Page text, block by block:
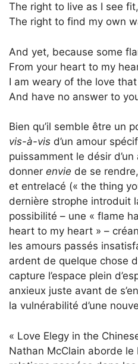
The right to live as I see fit,
The right to find my own
And yet, because some
From your heart to my
I am weary of the love
And have no answer to
Bien qu’il semble être un
vis-à-vis d’un amour
puissamment le désir
donner envie de se
et entrelacé (« the thing
dernière strophe introduit
possibilité – une « flame
heart to my heart » –
les amours passés
ardent de quelque chose
capture l’espace plein
anxieux juste avant de
la vulnérabilité d’une
« Love Elegy in the
Nathan McClain aborde